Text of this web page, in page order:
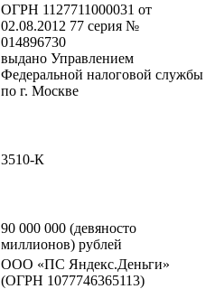
ОГРН 1127711000031 от
02.08.2012 77 серия №
014896730
выдано Управлением
Федеральной налоговой службы
по г. Москве
3510-К
90 000 000 (девяносто
миллионов) рублей
ООО «ПС Яндекс.Деньги»
(ОГРН 1077746365113)